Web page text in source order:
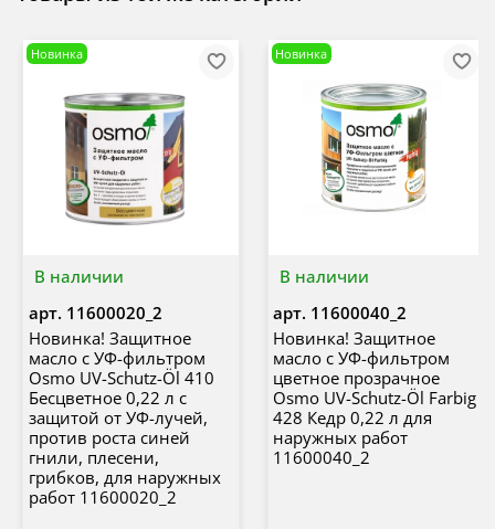
В наличии
Новинка
арт. 11600020_2
Новинка! Защитное
масло с УФ-фильтром
Osmo UV-Schutz-Öl 410
Бесцветное 0,22 л с
защитой от УФ-лучей,
против роста синей
гнили, плесени,
грибков, для наружных
работ 11600020_2
В наличии
Новинка
арт. 11600040_2
Новинка! Защитное
масло с УФ-фильтром
цветное прозрачное
Osmo UV-Schutz-Öl Farbig
428 Кедр 0,22 л для
наружных работ
11600040_2